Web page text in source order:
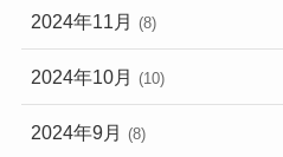
2024年11月 (8)
2024年10月 (10)
2024年9月 (8)